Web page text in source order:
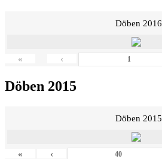
Döben 2016
« ‹
Döben 2015
Döben 2015
« ‹